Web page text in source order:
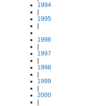
1994
1995
1996
1997
1998
1999
2000